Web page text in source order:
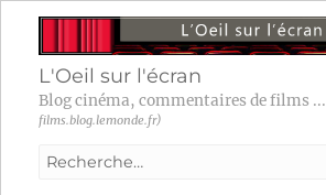
L'Oeil sur l'écran
Blog cinéma, commentaires de films ...
films.blog.lemonde.fr)
Recherche